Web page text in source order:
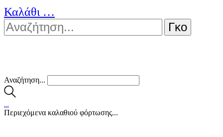
Καλάθι …
Αναζήτηση...
Περιεχόμενα καλαθιού φόρτωσης...